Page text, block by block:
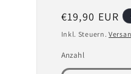
Normaler
Preis
€19,90 EUR
Inkl. Steuern.
Anzahl